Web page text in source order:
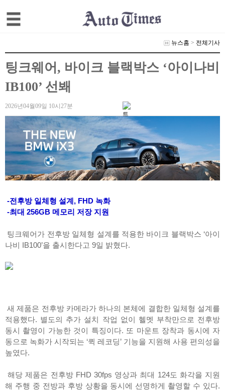
뉴스홈 > 전체기사
팅크웨어, 바이크 블랙박스 ‘아이나비
IB100’ 선봬
2026년04월09일 10시27분
-전후방 일체형 설계, FHD 녹화
-최대 256GB 메모리 저장 지원
팅크웨어가 전후방 일체형 설계를 적용한 바이크 블랙박스 ‘아이
나비 IB100’을 출시한다고 9일 밝혔다.
새 제품은 전후방 카메라가 하나의 본체에 결합한 일체형 설계를
적용했다. 별도의 추가 설치 작업 없이 헬멧 부착만으로 전후방
동시 촬영이 가능한 것이 특징이다. 또 마운트 장착과 동시에 자
동으로 녹화가 시작되는 ‘퀵 레코딩’ 기능을 지원해 사용 편의성을
높였다.
해당 제품은 전후방 FHD 30fps 영상과 최대 124도 화각을 지원
해 주행 중 전방과 후방 상황을 동시에 선명하게 촬영할 수 있다.